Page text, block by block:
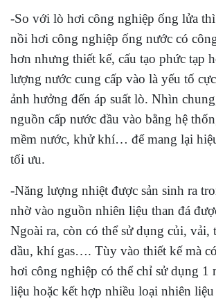
-So với lò hơi công nghiệp ống lửa
nồi hơi công nghiệp ống nước có
hơn nhưng thiết kế, cấu tạo phức tạp
lượng nước cung cấp vào là yếu tố
ảnh hưởng đến áp suất lò. Nhìn
nguồn cấp nước đầu vào bằng hệ
mềm nước, khử khí… để mang lại
tối ưu.
-Năng lượng nhiệt được sản sinh ra
nhờ vào nguồn nhiên liệu than đá
Ngoài ra, còn có thể sử dụng củi, vải,
dầu, khí gas…. Tùy vào thiết kế mà
hơi công nghiệp có thể chỉ sử dụng 1
liệu hoặc kết hợp nhiều loại nhiên